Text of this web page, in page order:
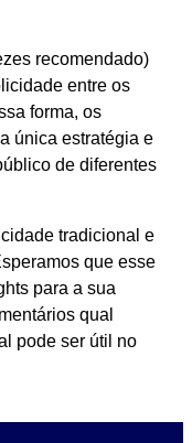
recomendado)
entre os
forma, os
única estratégia e
de diferentes
tradicional e
que esse
para a sua
qual
pode ser útil no